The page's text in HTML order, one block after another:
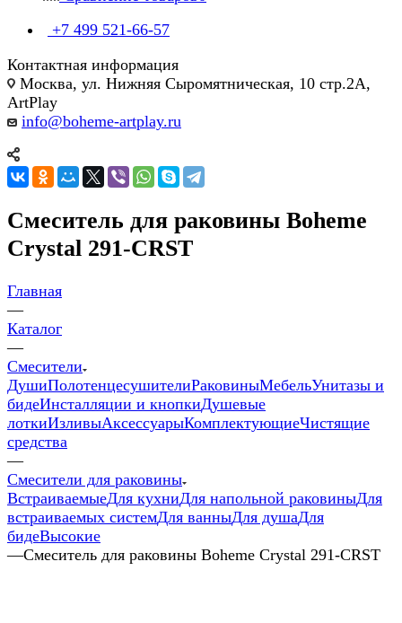
+7 499 521-66-57
Контактная информация
Москва, ул. Нижняя Сыромятническая, 10 стр.2А,
ArtPlay
info@boheme-artplay.ru
Смеситель для раковины Boheme
Crystal 291-CRST
Главная
—
Каталог
—
Смесители
ДушиПолотенцесушителиРаковиныМебельУнитазы и
бидеИнсталляции и кнопкиДушевые
лоткиИзливыАксессуарыКомплектующиеЧистящие
средства
—
Смесители для раковины
ВстраиваемыеДля кухниДля напольной раковиныДля
встраиваемых системДля ванныДля душаДля
бидеВысокие
—Смеситель для раковины Boheme Crystal 291-CRST